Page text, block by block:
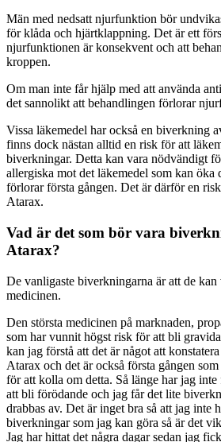
Män med nedsatt njurfunktion bör
för klåda och hjärtklappning. Det är ett
njurfunktionen är konsekvent och att
kroppen.
Om man inte får hjälp med att använda
det sannolikt att behandlingen förlorar
Vissa läkemedel har också en biverkning
finns dock nästan alltid en risk för att
biverkningar. Detta kan vara nödvändigt
allergiska mot det läkemedel som kan öka
förlorar första gången. Det är därför en
Atarax.
Vad är det som bör vara
Atarax?
De vanligaste biverkningarna är att de kan
medicinen.
Den största medicinen på marknaden,
som har vunnit högst risk för att bli
kan jag förstå att det är något att
Atarax och det är också första gången
för att kolla om detta. Så länge har jag
att bli förödande och jag får det lite
drabbas av. Det är inget bra så att jag inte
biverkningar som jag kan göra så är det
Jag har hittat det några dagar sedan jag